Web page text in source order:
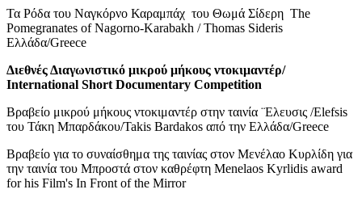
Τα Ρόδα του Ναγκόρνο Καραμπάχ του Θωμά Σίδερη The
Pomegranates of Nagorno-Karabakh / Thomas Sideris
Ελλάδα/Greece
Διεθνές Διαγωνιστικό μικρού μήκους ντοκιμαντέρ/
International Short Documentary Competition
Βραβείο μικρού μήκους ντοκιμαντέρ στην ταινία ¨Ελευσις /Elefsis
του Τάκη Μπαρδάκου/Takis Bardakos από την Ελλάδα/Greece
Βραβείο για το συναίσθημα της ταινίας στον Μενέλαο Κυρλίδη για
την ταινία του Μπροστά στον καθρέφτη Menelaos Kyrlidis award
for his Film's In Front of the Mirror